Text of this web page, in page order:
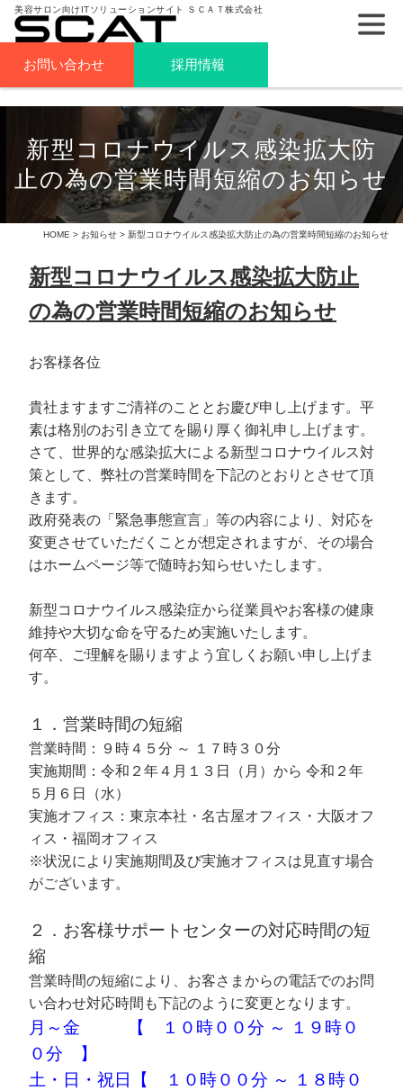
美容サロン向けITソリューションサイト ＳＣＡＴ株式会社
お問い合わせ 採用情報
新型コロナウイルス感染拡大防
止の為の営業時間短縮のお知らせ
HOME > お知らせ > 新型コロナウイルス感染拡大防止の為の営業時間短縮のお知らせ
新型コロナウイルス感染拡大防止
の為の営業時間短縮のお知らせ
お客様各位
貴社ますますご清祥のこととお慶び申し上げます。平
素は格別のお引き立てを賜り厚く御礼申し上げます。
さて、世界的な感染拡大による新型コロナウイルス対
策として、弊社の営業時間を下記のとおりとさせて頂
きます。
政府発表の「緊急事態宣言」等の内容により、対応を
変更させていただくことが想定されますが、その場合
はホームページ等で随時お知らせいたします。
新型コロナウイルス感染症から従業員やお客様の健康
維持や大切な命を守るため実施いたします。
何卒、ご理解を賜りますよう宜しくお願い申し上げま
す。
１．営業時間の短縮
営業時間：９時４５分 ～ １７時３０分
実施期間：令和２年４月１３日（月）から 令和２年
５月６日（水）
実施オフィス：東京本社・名古屋オフィス・大阪オフ
ィス・福岡オフィス
※状況により実施期間及び実施オフィスは見直す場合
がございます。
２．お客様サポートセンターの対応時間の短
縮
営業時間の短縮により、お客さまからの電話でのお問
い合わせ対応時間も下記のように変更となります。
月～金 【 １０時００分 ～ １９時０
０分 】
土・日・祝日【 １０時００分 ～ １８時０